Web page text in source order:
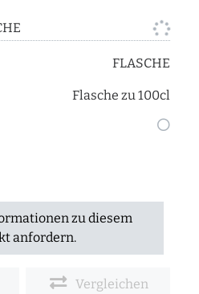
FLASCHE
Flasche zu 100cl
zu diesem
anfordern.
Vergleichen